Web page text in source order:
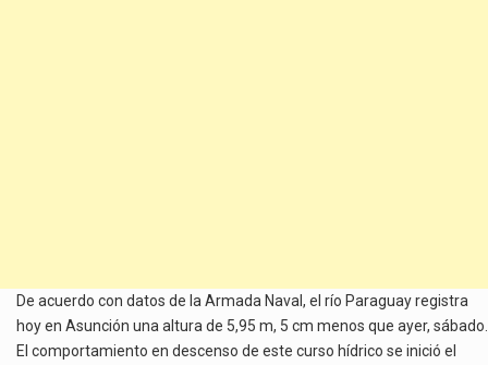
De acuerdo con datos de la Armada Naval, el río Paraguay registra
hoy en Asunción una altura de 5,95 m, 5 cm menos que ayer, sábado.
El comportamiento en descenso de este curso hídrico se inició el